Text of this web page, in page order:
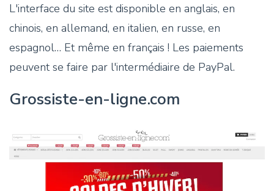
L'interface du site est disponible en anglais, en
chinois, en allemand, en italien, en russe, en
espagnol… Et même en français ! Les paiements
peuvent se faire par l'intermédiaire de PayPal.
Grossiste-en-ligne.com